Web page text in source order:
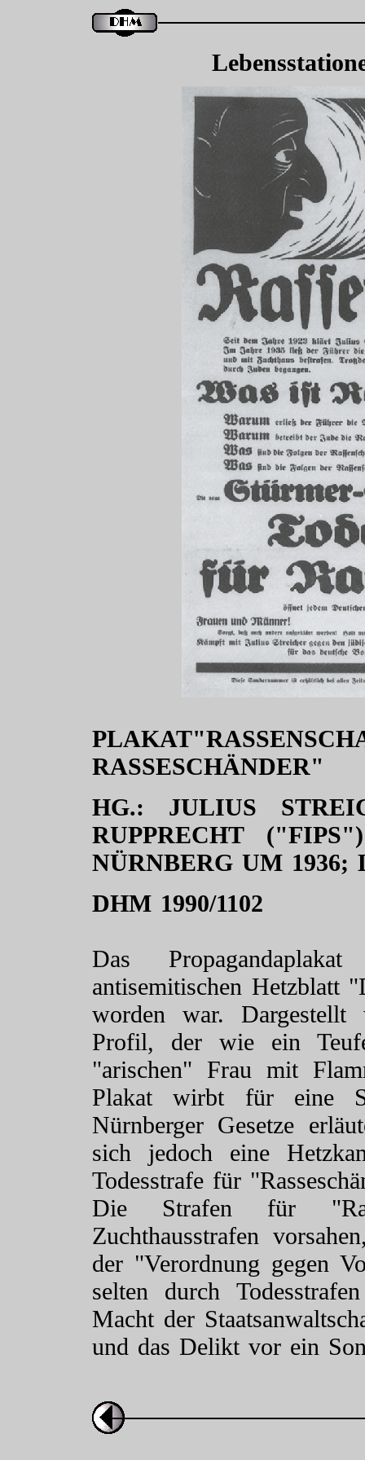
RASSESCHÄNDER"
HG.: JULIUS
RUPPRECHT
NÜRNBERG UM
DHM 1990/1102
Das
antisemitischen Hetzblatt
worden war.
Profil, der wie ein
"arischen" Frau mit
Plakat wirbt für eine
Nürnberger Gesetze
sich jedoch eine
Todesstrafe für
Die Strafen für
Zuchthausstrafen
der "Verordnung gegen
selten durch
Macht der
und das Delikt vor ein